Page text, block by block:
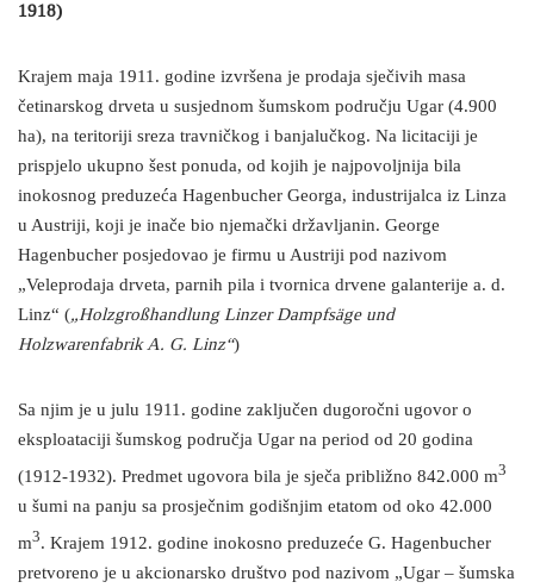
1918)
Krajem maja 1911. godine izvršena je prodaja sječivih masa
četinarskog drveta u susjednom šumskom području Ugar (4.900
ha), na teritoriji sreza travničkog i banjalučkog. Na licitaciji je
prispjelo ukupno šest ponuda, od kojih je najpovoljnija bila
inokosnog preduzeća Hagenbucher Georga, industrijalca iz Linza
u Austriji, koji je inače bio njemački državljanin. George
Hagenbucher posjedovao je firmu u Austriji pod nazivom
„Veleprodaja drveta, parnih pila i tvornica drvene galanterije a. d.
Linz“ („Holzgroßhandlung Linzer Dampfsäge und
Holzwarenfabrik A. G. Linz“)
Sa njim je u julu 1911. godine zaključen dugoročni ugovor o
eksploataciji šumskog područja Ugar na period od 20 godina
(1912-1932). Predmet ugovora bila je sječa približno 842.000 m3
u šumi na panju sa prosječnim godišnjim etatom od oko 42.000
m3. Krajem 1912. godine inokosno preduzeće G. Hagenbucher
pretvoreno je u akcionarsko društvo pod nazivom „Ugar – šumska